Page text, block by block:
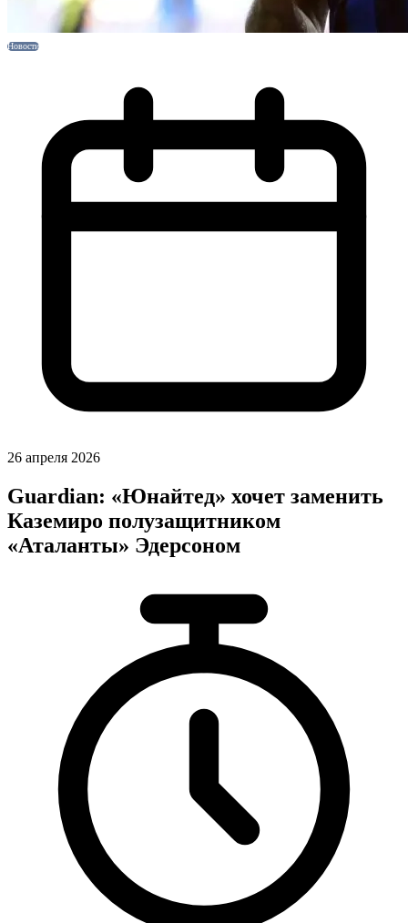
Новости
26 апреля 2026
Guardian: «Юнайтед» хочет заменить
Каземиро полузащитником
«Аталанты» Эдерсоном